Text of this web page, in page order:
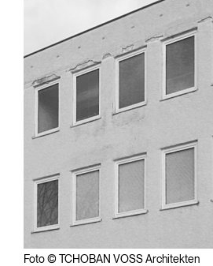
Foto © TCHOBAN VOSS Architekten